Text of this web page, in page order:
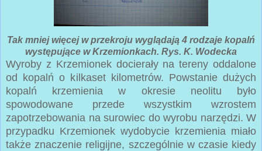
Tak mniej więcej w przekroju wyglądają 4 rodzaje kopalń
występujące w Krzemionkach. Rys. K. Wodecka
Wyroby z Krzemionek docierały na tereny oddalone
od kopalń o kilkaset kilometrów. Powstanie dużych
kopalń krzemienia w okresie neolitu było
spowodowane przede wszystkim wzrostem
zapotrzebowania na surowiec do wyrobu narzędzi. W
przypadku Krzemionek wydobycie krzemienia miało
także znaczenie religijne, szczególnie w czasie kiedy